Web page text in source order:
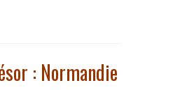
: Normandie